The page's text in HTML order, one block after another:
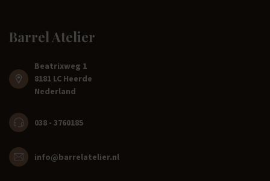
Barrel Atelier
Beatrixweg 1
8181 LC Heerde
Nederland
038 - 3760185
info@barrelatelier.nl